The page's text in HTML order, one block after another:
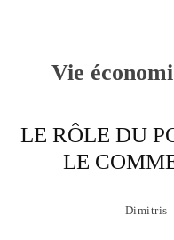
Vie
LE RÔLE DU
LE
Dimitris